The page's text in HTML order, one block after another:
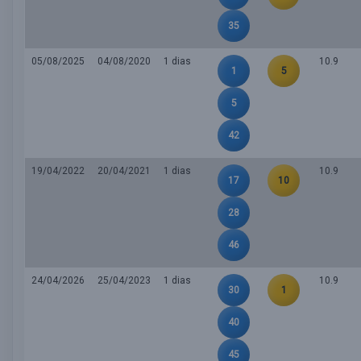
35
05/08/2025 04/08/2020
1 dias
1
5
42
5
10.9
19/04/2022 20/04/2021
1 dias
17
28
46
10
10.9
24/04/2026 25/04/2023
1 dias
30
40
45
1
10.9